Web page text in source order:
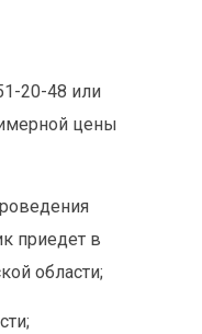
20-48 или
цены
приедет в
области;